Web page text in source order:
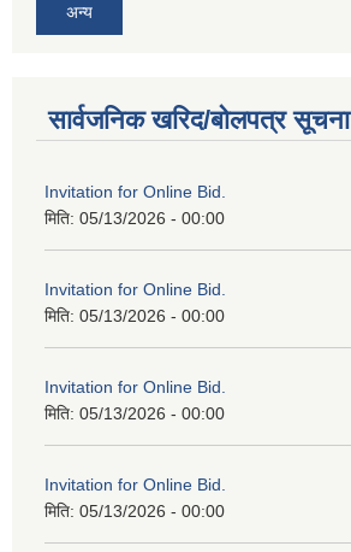
अन्य
सार्वजनिक खरिद/बोलपत्र सूचना
Invitation for Online Bid.
मिति: 05/13/2026 - 00:00
Invitation for Online Bid.
मिति: 05/13/2026 - 00:00
Invitation for Online Bid.
मिति: 05/13/2026 - 00:00
Invitation for Online Bid.
मिति: 05/13/2026 - 00:00